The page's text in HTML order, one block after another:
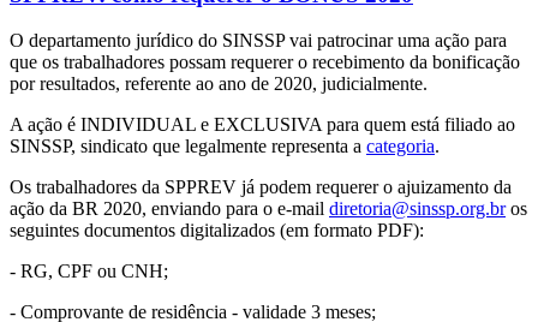
O departamento jurídico do SINSSP vai patrocinar uma ação para
que os trabalhadores possam requerer o recebimento da bonificação
por resultados, referente ao ano de 2020, judicialmente.
A ação é INDIVIDUAL e EXCLUSIVA para quem está filiado ao
SINSSP, sindicato que legalmente representa a categoria.
Os trabalhadores da SPPREV já podem requerer o ajuizamento da
ação da BR 2020, enviando para o e-mail diretoria@sinssp.org.bros
seguintes documentos digitalizados (em formato PDF):
- RG, CPF ou CNH;
- Comprovante de residência - validade 3 meses;